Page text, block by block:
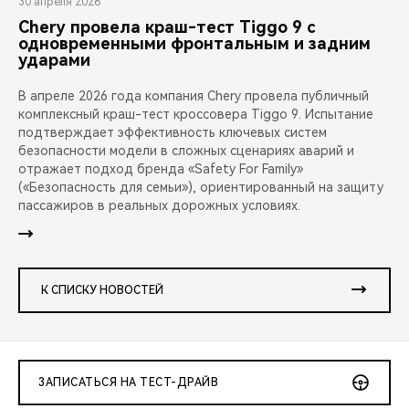
Федоренко Вячеслав Викторович
ООО “Золотой Дракон”
Соловей Иван Иванович
Октябрь 2023
Федоренко Вячеслав Викторович
ООО “КАН АВТО-7”
Бикулов Нафис Марсович
ООО “Золотой Дракон”
Оборонов Сергей Александрович
МАКСИМУМ ОПТ
Минясаров Жанат Танатарович
ООО “ФОРПОСТ-АВТО”
Чанкаева Оксана Владиславовна
ООО “РВ Сервис КУБАНЬ”
ООО “Золотой Дракон”
ООО “ТД АКОС-ЧЕЛНЫ”
Кривелев Олег Михайлович
ООО “АЛЬЯНС-МОТОРС” (Тюмень)
Михеев Виктор Васильевич
Кожин Дмитрий Петрович
Октябрь 2023
Chery провела краш-тест Tiggo 9 с
одновременными фронтальным и задним
ударами
В апреле 2026 года компания Chery провела публичный
комплексный краш-тест кроссовера Tiggo 9. Испытание
подтверждает эффективность ключевых систем
безопасности модели в сложных сценариях аварий и
отражает подход бренда «Safety For Family»
(«Безопасность для семьи»), ориентированный на защиту
пассажиров в реальных дорожных условиях.
К СПИСКУ НОВОСТЕЙ
ЗАПИСАТЬСЯ НА ТЕСТ-ДРАЙВ